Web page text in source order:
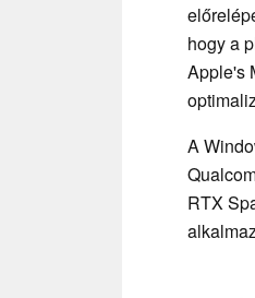
hogy a
Apple's
A
RTX